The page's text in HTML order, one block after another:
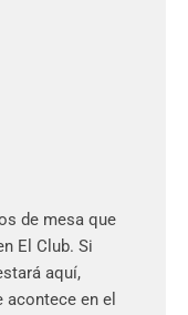
de mesa que
El Club. Si
aquí,
en el